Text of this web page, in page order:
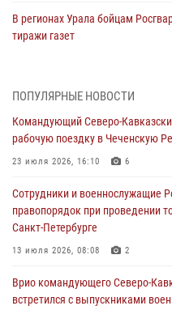
В регионах Урала бойцам
тиражи газет
Росгвардейцы провели занятие
краеведения Луганской
09 августа 2026, 05:00
проходит в Сибири
09 августа 2026, 04:00
Росгвардейцы провели
08 августа 2026, 14:10 3
ПОПУЛЯРНЫЕ НОВОСТИ
Командующий Северо-
рабочую поездку в Чеченскую
23 июля 2026, 16:10 6
Сотрудники и военнослужащие
правопорядок при проведении
Санкт-Петербурге
13 июля 2026, 08:08 2
Врио командующего Северо-
встретился с выпускниками